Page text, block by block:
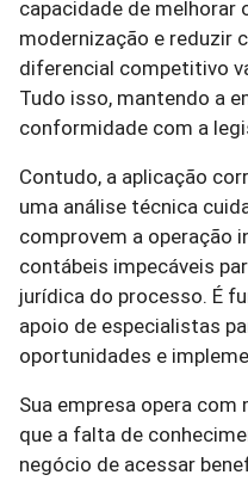
capacidade de melhorar
modernização e reduzir
diferencial competitivo
Tudo isso, mantendo a
conformidade com a
Contudo, a aplicação
uma análise técnica
comprovem a operação
contábeis impecáveis
jurídica do processo. É
apoio de especialistas
oportunidades e
Sua empresa opera com
que a falta de
negócio de acessar